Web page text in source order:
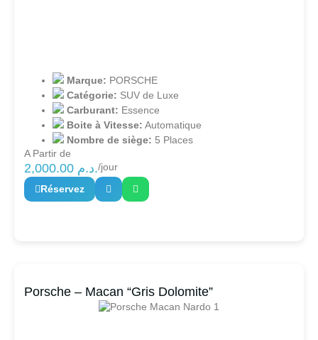
Marque: PORSCHE
Catégorie: SUV de Luxe
Carburant: Essence
Boite à Vitesse: Automatique
Nombre de siège: 5 Places
A Partir de
2,000.00 د.م./jour
Réservez
Porsche – Macan “Gris Dolomite”